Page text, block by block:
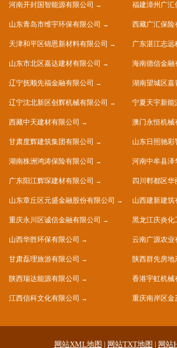
河南开封国智能源有限公司 福建漳州广汇
山东青岛市维宇环保有限公司 西藏广汇保险
天津和平区锦恩新材料有限公司 广东湛江志远
山东市北区嘉达建材有限公司 海南德信金融
辽宁抚顺先福金融有限公司
辽宁沈北新区创辉机械有限公司 宁夏天宇新能
西藏中天建材有限公司 澳门永恒机械
甘肃度辉建筑集团有限公司 山东日照驰彩
湖南株洲鸿涛保险有限公司 河南中牟县泽
广东阳江辉琛建材有限公司 四川郫都区华
山东章丘区元盛金融股份有限公司 山西建新建筑
重庆永川区诚信金融有限公司 黑龙江庆炎化
山西华胜环保有限公司 云南广源农业
甘肃磊理旅游有限公司 陕西群先房地
陕西瑞达能源有限公司 香港宇虹机械
江西信科文化有限公司 重庆南岸区金
网站XML地图 | 网站TXT地图 | 网站